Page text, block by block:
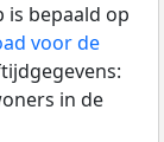
bepaald op
voor de
in de